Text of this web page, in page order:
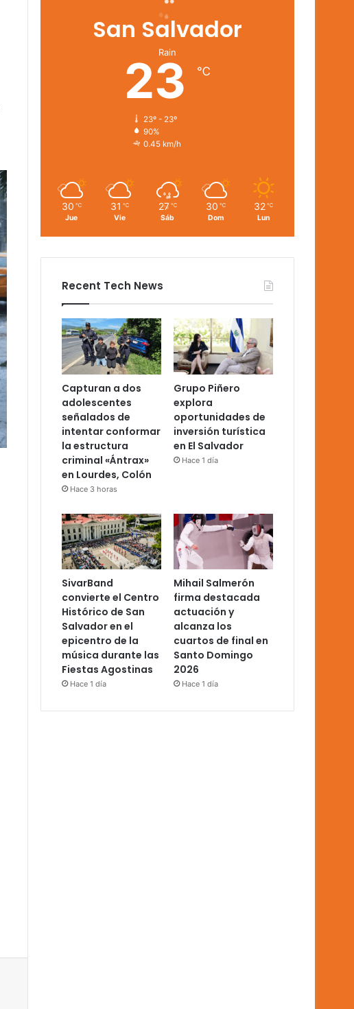
San Salvador
Rain
23 ℃
23º - 23º
90%
0.45 km/h
30 ℃
Jue
31 ℃
Vie
27 ℃
Sáb
30 ℃
Dom
32 ℃
Lun
Recent Tech News
Capturan a dos
adolescentes
señalados de
intentar conformar
la estructura
criminal «Ántrax»
en Lourdes, Colón
Hace 3 horas
Grupo Piñero
explora
oportunidades de
inversión turística
en El Salvador
Hace 1 día
SivarBand
convierte el Centro
Histórico de San
Salvador en el
epicentro de la
música durante las
Fiestas Agostinas
Hace 1 día
Mihail Salmerón
firma destacada
actuación y
alcanza los
cuartos de final en
Santo Domingo
2026
Hace 1 día